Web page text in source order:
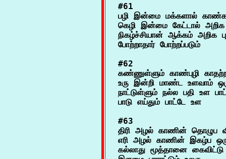
#61
பழி இன்மை மக்களால்
கெழி இன்மை கேட்டால்
நிகழ்ச்சியான் ஆக்கம் அறிக
#62
கண்ணுள்ளும் காண்புழி
உரு இன்றி மாண்ட உளவாம்
நாட்டுள்ளும் நல்ல பதி உள
#63
திரி அழல் காணின் தொழுப
எரி அழல் காணின் இகழ்ப ஒரு
கல்லாது மூத்தானை